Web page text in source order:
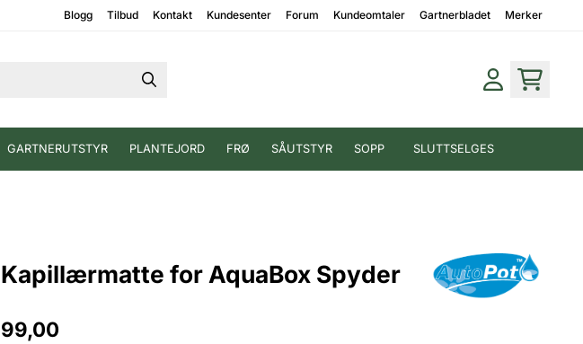
Blogg Tilbud Kontakt Kundesenter Forum Kundeomtaler Gartnerbladet Merker
GARTNERUTSTYR PLANTEJORD FRØ SÅUTSTYR SOPP SLUTTSELGES
Kapillærmatte for AquaBox Spyder
99,00